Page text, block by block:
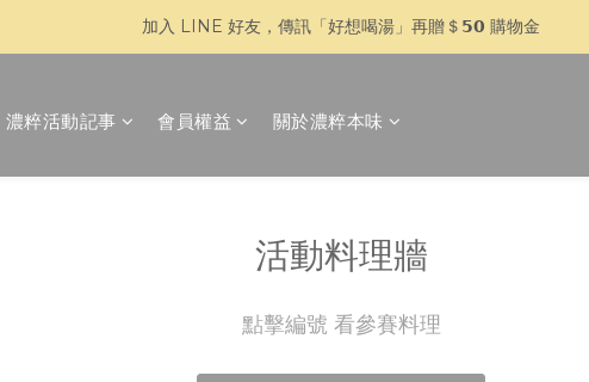
🥣 父親節快閃 𝟳 天｜全館 $𝟴𝟴𝟴 全家超取免運
加入 LINE 好友，傳訊「好想喝湯」再贈＄𝟱𝟬 購物金
濃粹活動記事 會員權益 關於濃粹本味
活動料理牆
點擊編號 看參賽料理